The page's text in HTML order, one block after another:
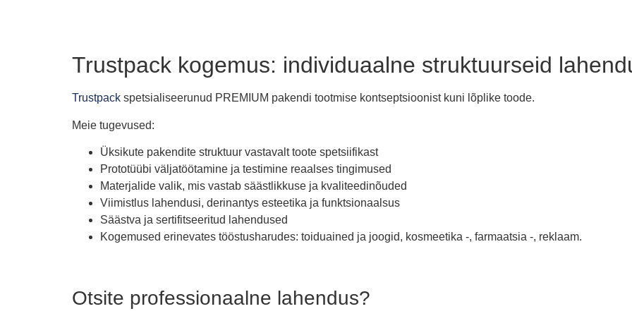
Trustpack kogemus: individuaalne struktuurseid
Trustpack spetsialiseerunud PREMIUM pakendi tootmise kontseptsioonist kuni lõplike toode.
Meie tugevused:
Üksikute pakendite struktuur vastavalt toote spetsiifikast
Prototüübi väljatöötamine ja testimine reaalses tingimused
Materjalide valik, mis vastab säästlikkuse ja kvaliteedinõuded
Viimistlus lahendusi, derinantys esteetika ja funktsionaalsus
Säästva ja sertifitseeritud lahendused
Kogemused erinevates tööstusharudes: toiduained ja joogid, kosmeetika -, farmaatsia -, reklaam.
Otsite professionaalne lahendus?